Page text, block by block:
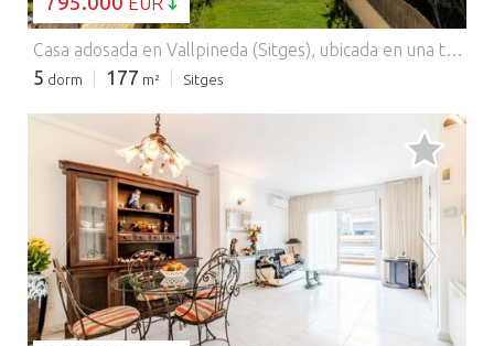
Casa adosada en Vallpineda (Sitges), ubicada en una tranquila urbanización con jardines y piscina. La vivienda, orientada al sur, disfruta de sol durante todo el día, techos altos y agradables vistas al mar. Cuenta con dos terrazas y un jardín privado, ideal para disfrutar del aire libre. Distribuida en dos plantas, ofrece un luminoso salón-comedor con acceso a la terraza y al jardín, chimenea, contraventanas automáticas y un ventanal central que proporciona abundante luz natural, realzado por una gran planta que crea un ambiente perfecto para relajarse. En esta planta se encuentra un aseo de cortesía y una amplia cocina independiente con isla central, totalmente equipada y con bodega. Detrás de la cocina hay un estancia de servicio y trastero. En la planta superior se encuentra la zona de descanso, con cuatro habitaciones dobles (una de ellas con baño privado), todas con armarios empotrados y acceso a una terraza con vistas despejadas, desde donde también se divisa el mar. Desde esta planta se accede directamente a la gran piscina comunitaria y al jardín. Por último, la vivienda incluye aparcamiento y paneles solares. Situado a tan solo 10 minutos de la playa, en una zona con seguridad las 24 horas, cerca de colegios internacionales y con rápido acceso a la autopista C-32 en dirección a Barcelona y al aeropuerto. Póngase en contacto con nosotros para obtener más información. Comercializado por Dils Lucas Fox (Lucas Trading, S.L. con CIF B64125438), actuando como intermediario inmobiliario. La información facilitada es meramente informativa, basada en datos proporcionados por la propiedad, y puede estar sujeta a modificaciones. No constituye oferta contractual.
5 dorm 177 m² Sitges
CARGANDO...